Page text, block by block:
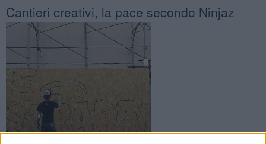
Cantieri creativi, la pace secondo Ninjaz